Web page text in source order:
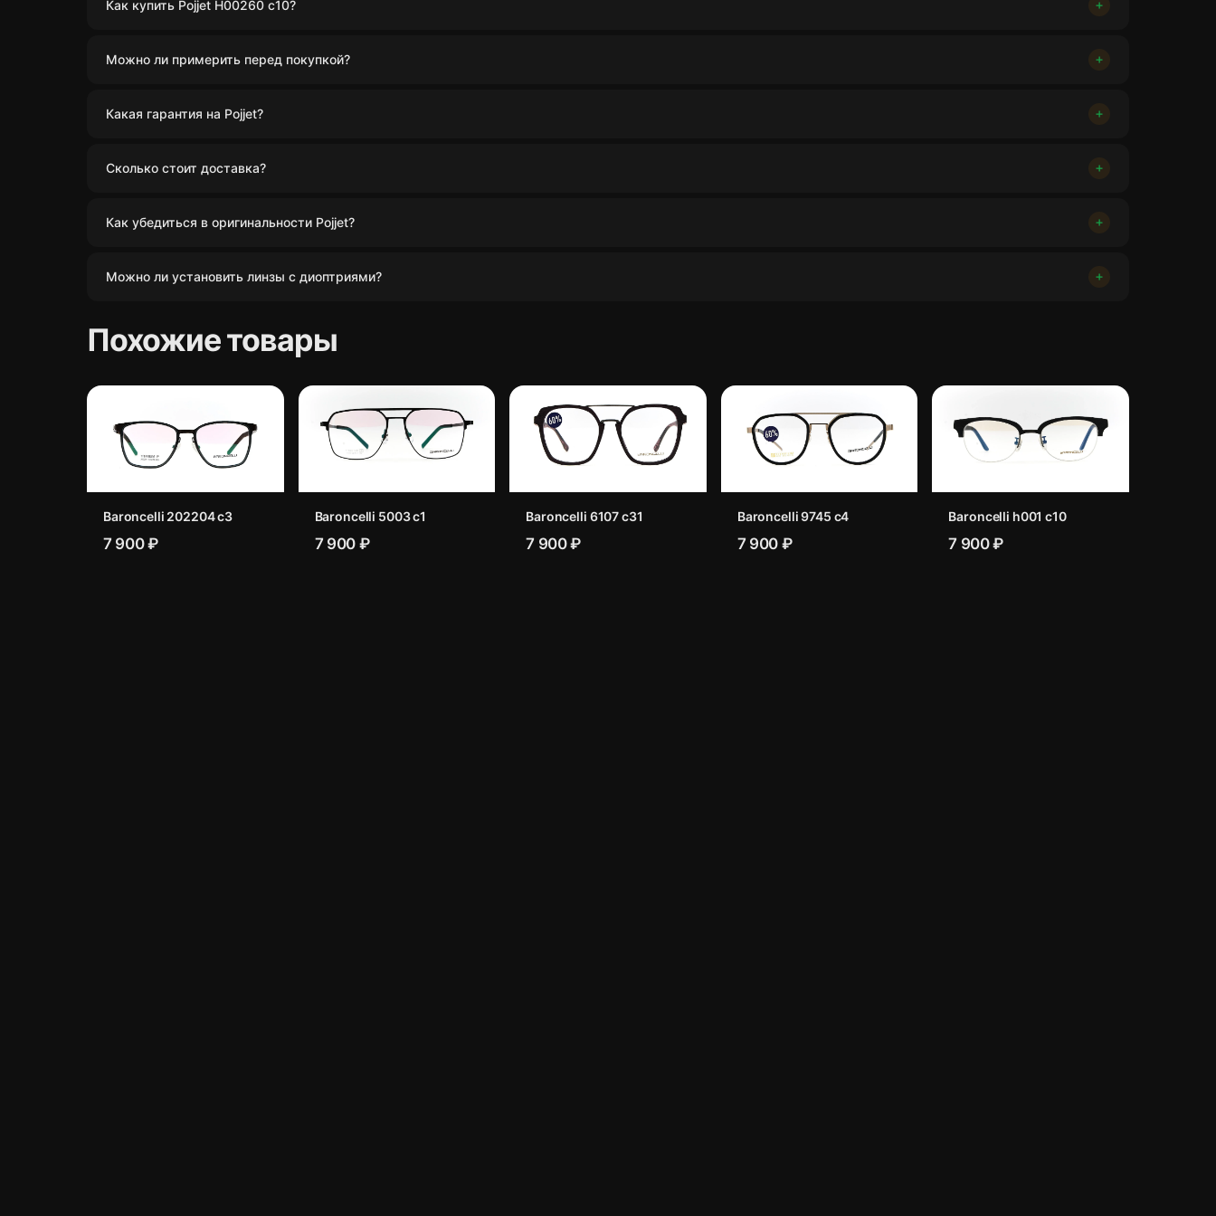
Как купить Pojjet H00260 c10?
Можно ли примерить перед покупкой?
Какая гарантия на Pojjet?
Сколько стоит доставка?
Как убедиться в оригинальности Pojjet?
Можно ли установить линзы с диоптриями?
Похожие товары
Baroncelli 202204 c3
7 900 ₽
Baroncelli 5003 с1
7 900 ₽
Baroncelli 6107 c31
7 900 ₽
Baroncelli 9745 c4
7 900 ₽
Baroncelli h001 c10
7 900 ₽